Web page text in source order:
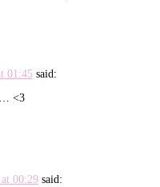
01:45 said:
<3
00:29 said: